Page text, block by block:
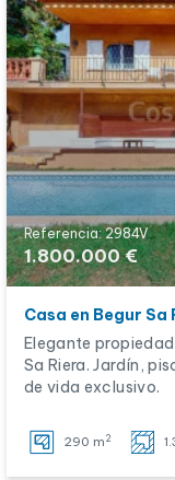
Referencia: 2984V
1.800.000 €
Casa en Begur Sa
Elegante
Sa Riera. Jardín,
de vida exclusivo.
290 m 2